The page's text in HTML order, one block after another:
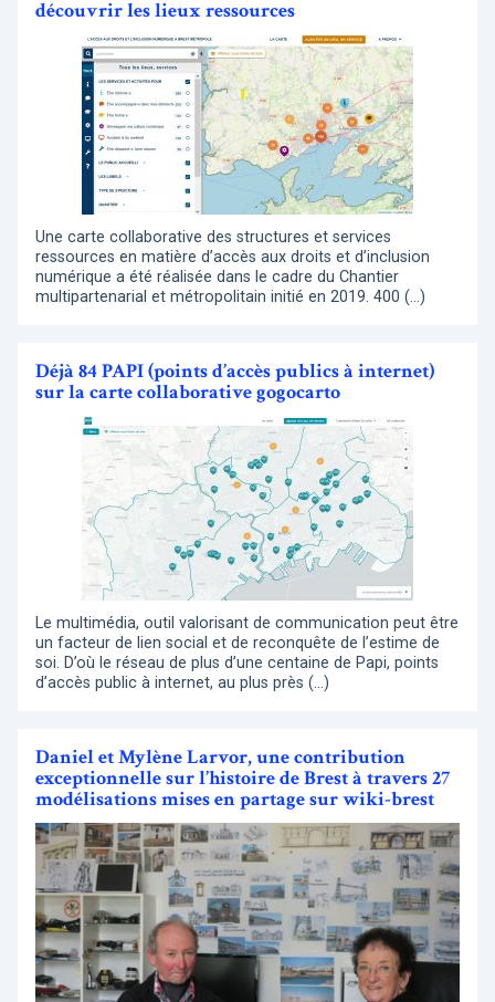
découvrir les lieux ressources
Une carte collaborative des structures et services
ressources en matière d’accès aux droits et d’inclusion
numérique a été réalisée dans le cadre du Chantier
multipartenarial et métropolitain initié en 2019. 400 (…)
Déjà 84 PAPI (points d’accès publics à internet)
sur la carte collaborative gogocarto
Le multimédia, outil valorisant de communication peut être
un facteur de lien social et de reconquête de l’estime de
soi. D’où le réseau de plus d’une centaine de Papi, points
d’accès public à internet, au plus près (…)
Daniel et Mylène Larvor, une contribution
exceptionnelle sur l’histoire de Brest à travers 27
modélisations mises en partage sur wiki-brest